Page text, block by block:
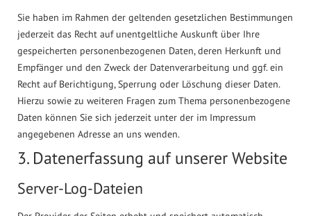
Sie haben im Rahmen der geltenden gesetzlichen Bestimmungen
jederzeit das Recht auf unentgeltliche Auskunft über Ihre
gespeicherten personenbezogenen Daten, deren Herkunft und
Empfänger und den Zweck der Datenverarbeitung und ggf. ein
Recht auf Berichtigung, Sperrung oder Löschung dieser Daten.
Hierzu sowie zu weiteren Fragen zum Thema personenbezogene
Daten können Sie sich jederzeit unter der im Impressum
angegebenen Adresse an uns wenden.
3. Datenerfassung auf unserer Website
Server-Log-Dateien